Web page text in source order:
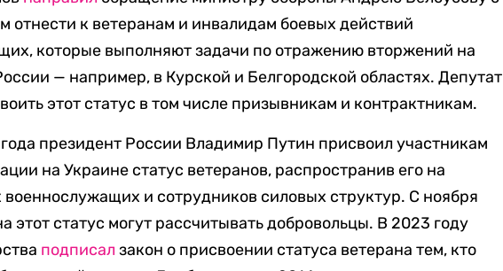
отнести к ветеранам и инвалидам боевых действий
которые выполняют задачи по отражению вторжений на
— например, в Курской и Белгородской областях. Депутат
этот статус в том числе призывникам и контрактникам.
президент России Владимир Путин присвоил участникам
на Украине статус ветеранов, распространив его на
и сотрудников силовых структур. С ноября
этот статус могут рассчитывать добровольцы. В 2023 году
подписал закон о присвоении статуса ветерана тем, кто